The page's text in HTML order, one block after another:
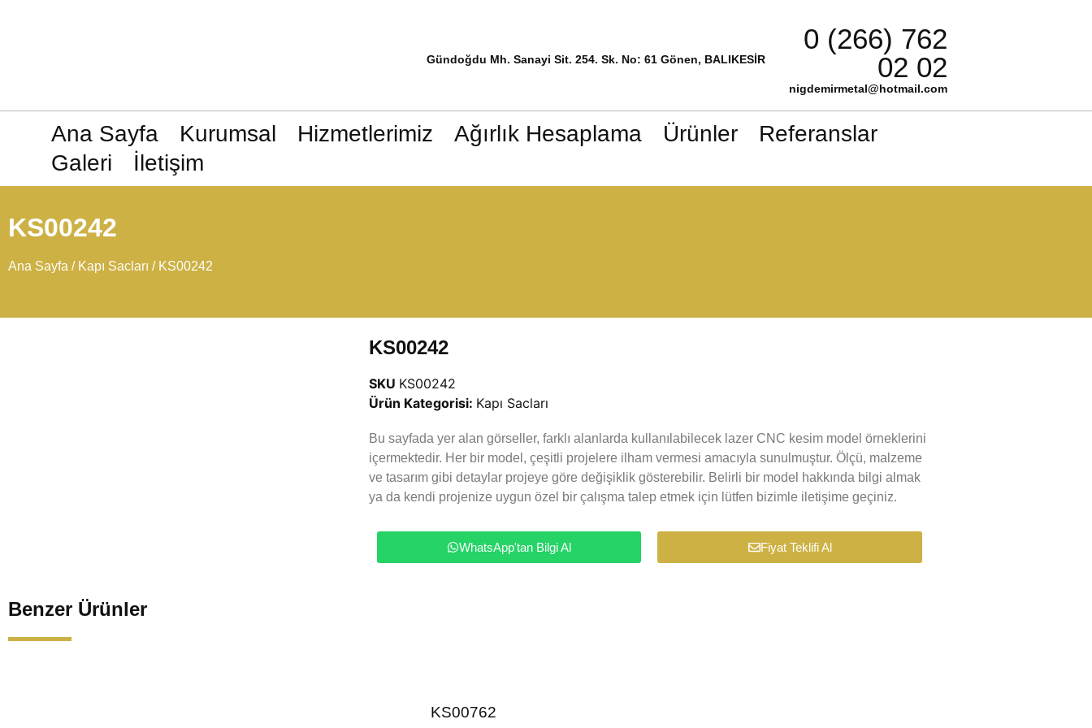
Gündoğdu Mh. Sanayi Sit. 254. Sk. No: 61 Gönen, BALIKESİR
0 (266) 762
02 02
nigdemirmetal@hotmail.com
Ana Sayfa Kurumsal Hizmetlerimiz Ağırlık Hesaplama Ürünler
Referanslar
Galeri
İletişim
KS00242
Ana Sayfa / Kapı Sacları / KS00242
KS00242
SKU KS00242
Ürün Kategorisi: Kapı Sacları
Bu sayfada yer alan görseller, farklı alanlarda kullanılabilecek lazer CNC kesim model örneklerini
içermektedir. Her bir model, çeşitli projelere ilham vermesi amacıyla sunulmuştur. Ölçü, malzeme
ve tasarım gibi detaylar projeye göre değişiklik gösterebilir. Belirli bir model hakkında bilgi almak
ya da kendi projenize uygun özel bir çalışma talep etmek için lütfen bizimle iletişime geçiniz.
WhatsApp'tan Bilgi Al Fiyat Teklifi Al
Benzer Ürünler
KS00762